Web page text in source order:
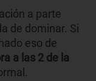
a parte
de dominar. Si
eso de
a las 2 de la